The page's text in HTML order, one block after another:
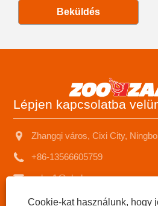
Beküldés
Lépjen kapcsolatba
Zhangqi város, Cixi City,
+86-13566605759
sales1@nbzhongze.com
Cookie-kat használunk, hogy